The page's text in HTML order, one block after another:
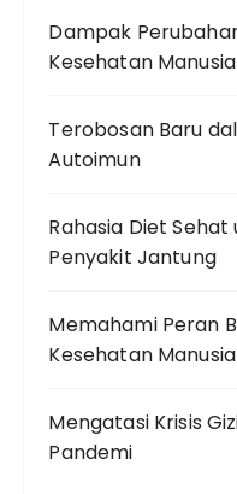
Dampak
Kesehatan Manusia
Terobosan Baru
Autoimun
Rahasia Diet
Penyakit Jantung
Memahami Peran
Kesehatan Manusia
Mengatasi Krisis
Pandemi